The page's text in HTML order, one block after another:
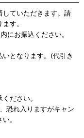
していただきます。請
す。
にお振込ください。
いとなります。(代引き
ださい。
恐れ入りますがキャン
。